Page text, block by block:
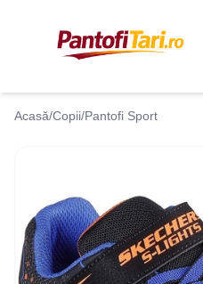
Acasă/Copii/Pantofi Sport